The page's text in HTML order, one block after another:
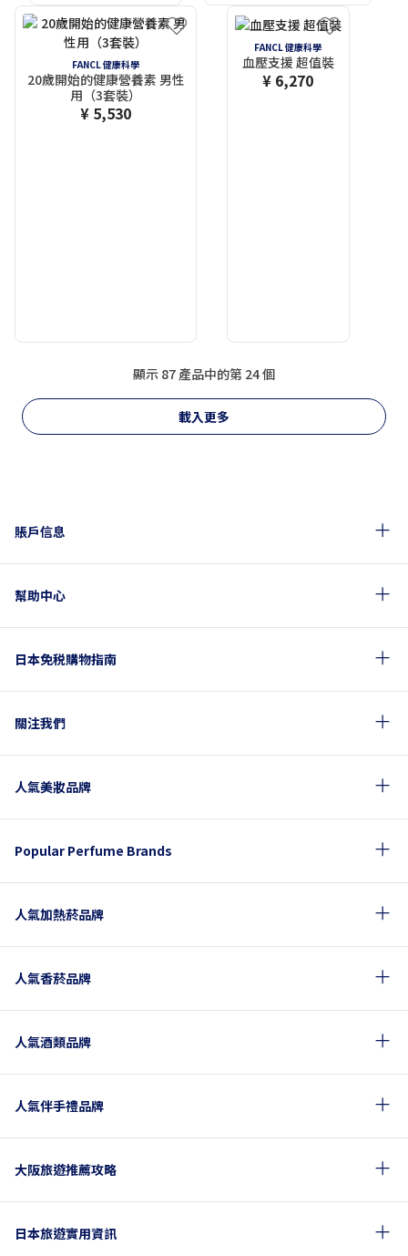
FANCL 健康科學
20歲開始的健康營養素 男性
用（3套裝）
¥ 5,530
FANCL 健康科學
血壓支援 超值裝
¥ 6,270
顯示 87 產品中的第 24 個
載入更多
賬戶信息
幫助中心
日本免税購物指南
關注我們
人氣美妝品牌
Popular Perfume Brands
人氣加熱菸品牌
人氣香菸品牌
人氣酒類品牌
人氣伴手禮品牌
大阪旅遊推薦攻略
日本旅遊實用資訊